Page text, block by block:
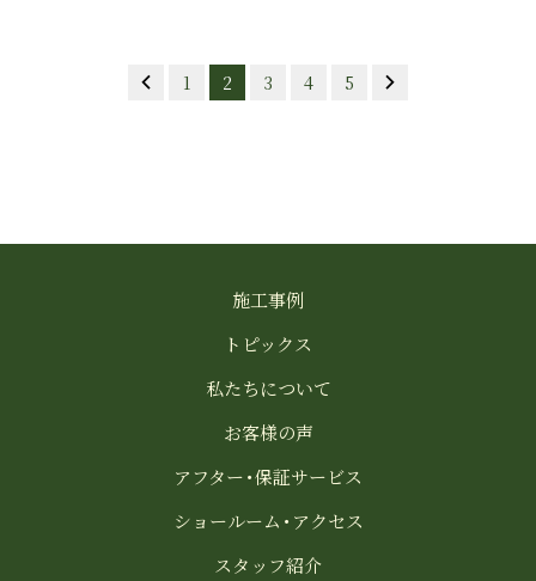
1 2 3 4 5
施工事例
トピックス
私たちについて
お客様の声
アフター・保証サービス
ショールーム・アクセス
スタッフ紹介